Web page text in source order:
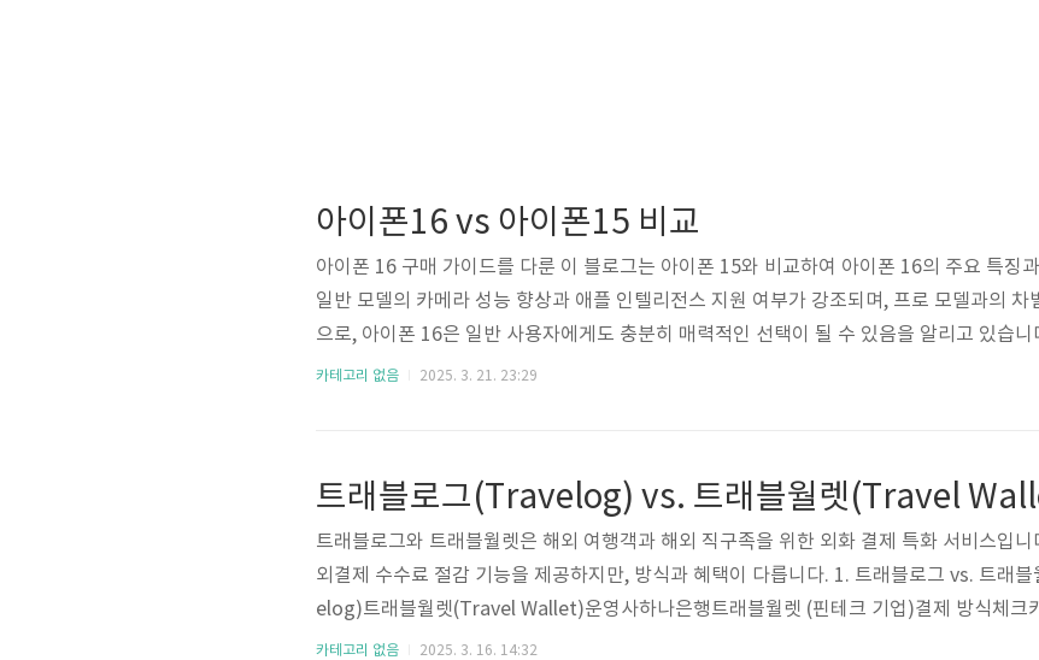
아이폰16 vs 아이폰15 비교
아이폰 16 구매 가이드를 다룬 이 블로그는 아이폰 15와 비교하여 아이폰 16의 주요 특징
일반 모델의 카메라 성능 향상과 애플 인텔리전스 지원 여부가 강조되며, 프로 모델과의 차
으로, 아이폰 16은 일반 사용자에게도 충분히 매력적인 선택이 될 수 있음을 알리고 있습
이벤트에서 발표된 아이폰 16시리즈는 여러 모델이 있으며, 어떤 모델을 선택해야 할지 고
카테고리 없음 2025. 3. 21. 23:29
트래블로그(Travelog) vs. 트래블월렛(Travel
트래블로그와 트래블월렛은 해외 여행객과 해외 직구족을 위한 외화 결제 특화 서비스입
외결제 수수료 절감 기능을 제공하지만, 방식과 혜택이 다릅니다. 1. 트래블로그 vs. 트래
elog)트래블월렛(Travel Wallet)운영사하나은행트래블월렛 (핀테크 기업)결제 방식체크
드 (비자·마스터)환율 우대최대 100% (외화 충전 시)실시간 환율 적용 (스프레드 최소화)
카테고리 없음 2025. 3. 16. 14:32